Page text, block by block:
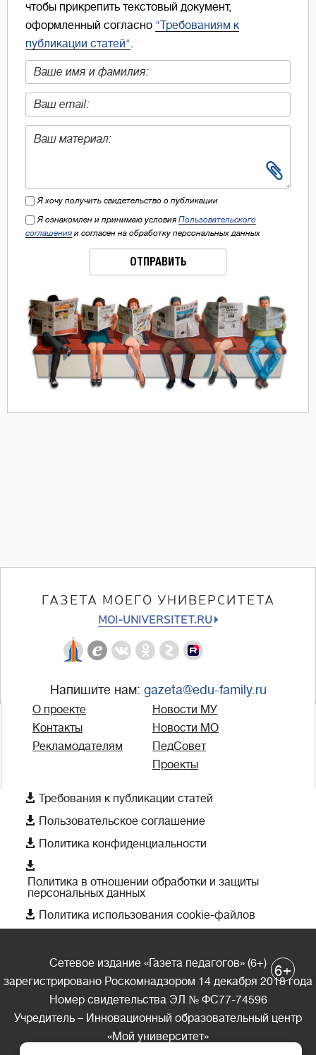
чтобы прикрепить текстовый документ,
оформленный согласно "Требованиям к
публикации статей".
Я хочу получить свидетельство о публикации
Я ознакомлен и принимаю условия Пользовательского
соглашения и согласен на обработку персональных данных
ОТПРАВИТЬ
ГАЗЕТА МОЕГО УНИВЕРСИТЕТА
MOI-UNIVERSITET.RU
Напишите нам: gazeta@edu-family.ru
О проекте
Контакты
Рекламодателям
Новости МУ
Новости МО
ПедСовет
Проекты
 Требования к публикации статей
 Пользовательское соглашение
 Политика конфиденциальности

Политика в отношении обработки и защиты
персональных данных
 Политика использования cookie-файлов
Сетевое издание «Газета педагогов» (6+)
зарегистрировано Роскомнадзором 14 декабря 2018 года
Номер свидетельства ЭЛ № ФС77-74596
Учредитель – Инновационный образовательный центр
«Мой университет»
6+